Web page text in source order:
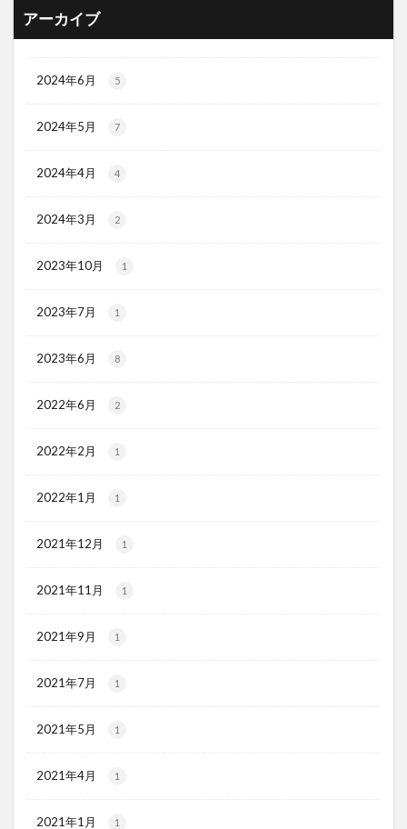
アーカイブ
2024年6月 5
2024年5月 7
2024年4月 4
2024年3月 2
2023年10月 1
2023年7月 1
2023年6月 8
2022年6月 2
2022年2月 1
2022年1月 1
2021年12月 1
2021年11月 1
2021年9月 1
2021年7月 1
2021年5月 1
2021年4月 1
2021年1月 1